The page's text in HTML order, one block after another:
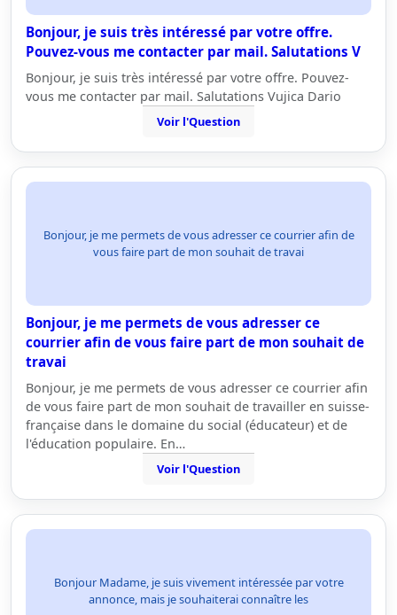
Bonjour, je suis très intéressé par votre offre.
Pouvez-vous me contacter par mail. Salutations V
Bonjour, je suis très intéressé par votre offre. Pouvez-
vous me contacter par mail. Salutations Vujica Dario
Voir l'Question
Bonjour, je me permets de vous adresser ce courrier afin de
vous faire part de mon souhait de travai
Bonjour, je me permets de vous adresser ce
courrier afin de vous faire part de mon souhait de
travai
Bonjour, je me permets de vous adresser ce courrier afin
de vous faire part de mon souhait de travailler en suisse-
française dans le domaine du social (éducateur) et de
l'éducation populaire. En…
Voir l'Question
Bonjour Madame, je suis vivement intéressée par votre
annonce, mais je souhaiterai connaître les